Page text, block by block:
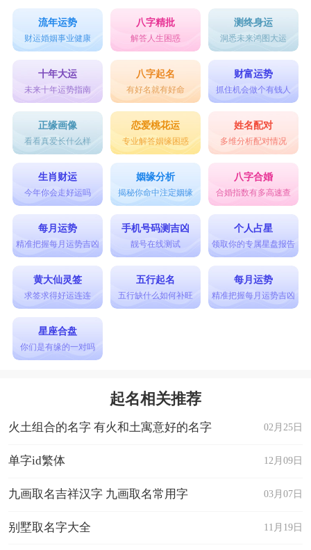
说，是非常帅气的名字，也有古时大将之风的威
武，故推荐此名。
3、【李澄】
李澄一名读之即有清澈清冷之感。若从单字来分
析，澄五行属水，意指水清澈透明，有着清冷淡雅
的性格。作为男生名字，有着光明磊落的良好寓
意。搭配李姓，更有“澄澄孤玄妙，如如无倚托”的
清冷古风之感，也能从中感受到男生帅气文雅的风
范。喜欢此名的朋友们可以收藏起来。
男生帅气名字两个字
1. 风华
“风”字带有一种随性而不羁的气质，而“华”则意味
翩，不失文雅与锐气。
2. 星辰
“星”字代表着高远与闪烁，“辰”则与时光相关，合
幻的诗意。
3. 烨磊
“烨”字给人一种熠熠生辉的感觉，“磊”则有堆磊石
正直和耀眼的气势。
流年运势
财运婚姻事业健康
八字精批
解答人生困惑
测终身运
洞悉未来鸿图大运
十年大运
未来十年运势指南
八字起名
有好名就有好命
财富运势
抓住机会做个有钱人
正缘画像
看看真爱长什么样
恋爱桃花运
专业解答姻缘困惑
姓名配对
多维分析配对情况
生肖财运
今年你会走好运吗
姻缘分析
揭秘你命中注定姻缘
八字合婚
合婚指数有多高速查
每月运势
精准把握每月运势吉凶
手机号码测吉凶
靓号在线测试
个人占星
领取你的专属星盘报告
黄大仙灵签
求签求得好运连连
五行起名
五行缺什么如何补旺
每月运势
精准把握每月运势吉凶
星座合盘
你们是有缘的一对吗
起名相关推荐
02月25日
火土组合的名字 有火和土寓意好的名字
12月09日
单字id繁体
03月07日
九画取名吉祥汉字 九画取名常用字
11月19日
别墅取名字大全